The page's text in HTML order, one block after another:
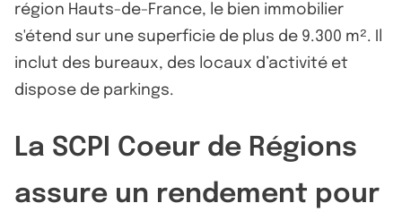
région Hauts-de-France, le bien immobilier
s'étend sur une superficie de plus de 9.300 m². Il
inclut des bureaux, des locaux d’activité et
dispose de parkings.
La SCPI Coeur de Régions
assure un rendement pour